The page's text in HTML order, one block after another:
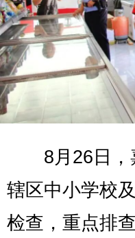
8月26日，
辖区中小学校
检查，重点排